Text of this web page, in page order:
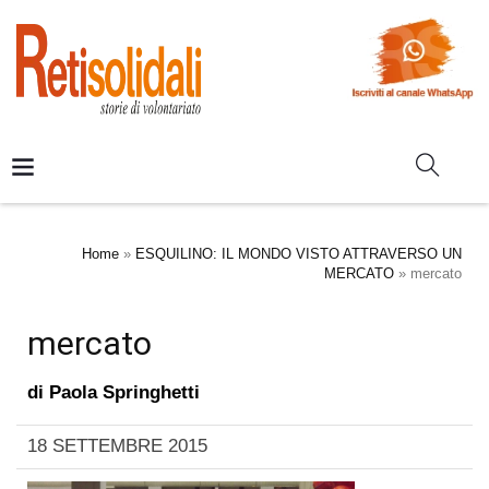
Home » ESQUILINO: IL MONDO VISTO ATTRAVERSO UN
MERCATO » mercato
mercato
di Paola Springhetti
18 SETTEMBRE 2015